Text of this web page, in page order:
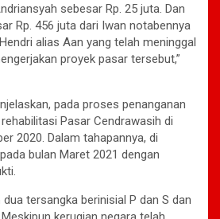
sebesar Rp. 25 juta. Dan
Rp. 456 juta dari Iwan notabennya
alias Aan yang telah meninggal
proyek pasar tersebut,”
pada proses penanganan
Pasar Cendrawasih di
2020. Dalam tahapannya, di
bulan Maret 2021 dengan
tersangka berinisial P dan S dan